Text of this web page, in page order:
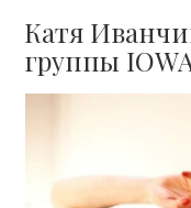
Катя
группы